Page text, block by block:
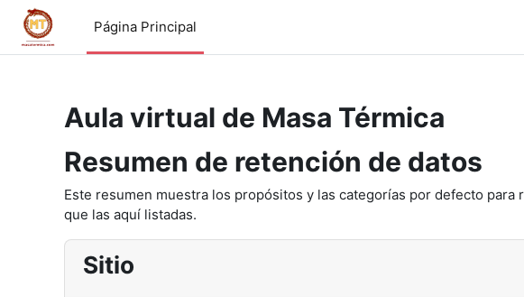
Salta al contenido principal
Página Principal
Aula virtual de Masa Térmica
Resumen de retención de datos
Este resumen muestra los propósitos y las categorías por defecto
que las aquí listadas.
Sitio